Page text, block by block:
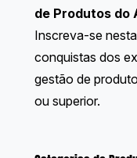
de Produtos do
Inscreva-se
conquistas dos
gestão de
ou superior.